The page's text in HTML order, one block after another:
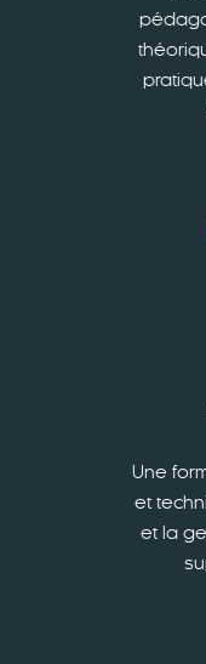
Une
et
et la